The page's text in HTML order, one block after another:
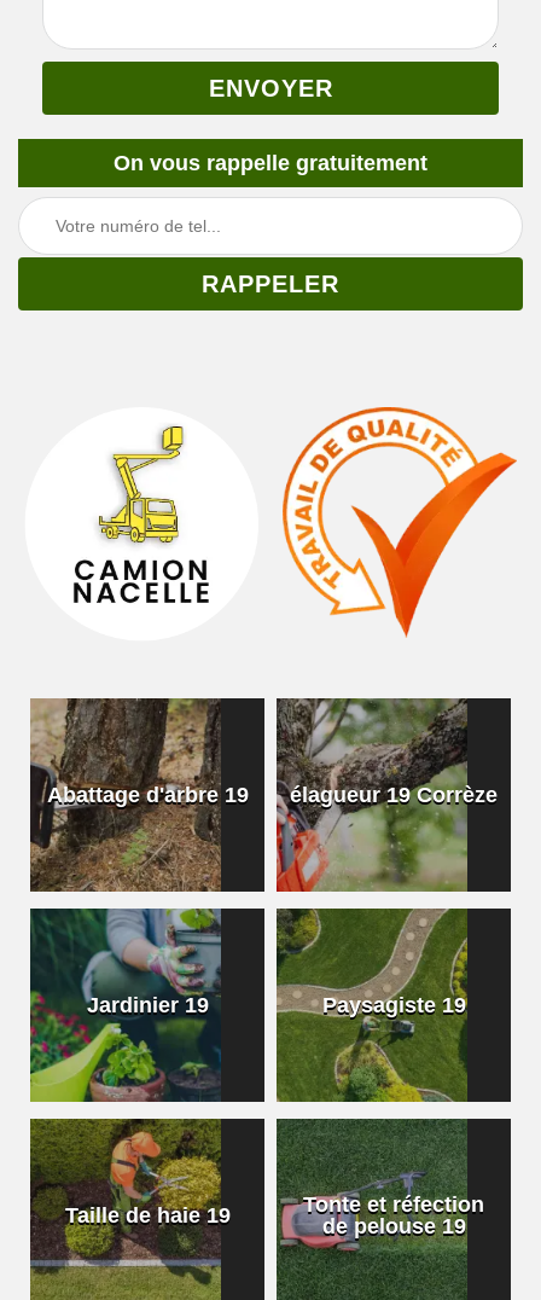
On vous rappelle gratuitement
Abattage d'arbre 19 élagueur 19 Corrèze
Jardinier 19 Paysagiste 19
Taille de haie 19
Tonte et réfection
de pelouse 19